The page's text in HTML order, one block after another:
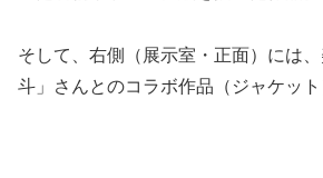
そして、右側（展示室・正面）には
斗」さんとのコラボ作品（ジャケット